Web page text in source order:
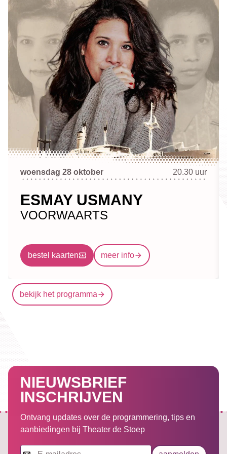
woensdag 28 oktober 20.30 uur
ESMAY USMANY
VOORWAARTS
bestel kaarten meer info
bekijk het programma
NIEUWSBRIEF
INSCHRIJVEN
Ontvang updates over de programmering, tips en
aanbiedingen bij Theater de Stoep
Nieuwsbrief